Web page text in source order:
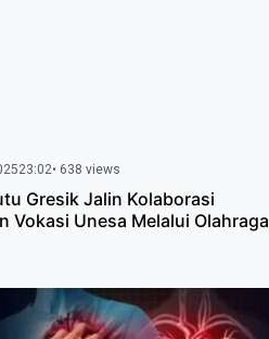
23:02• 638 views
Gresik Jalin Kolaborasi
Vokasi Unesa Melalui Olahraga